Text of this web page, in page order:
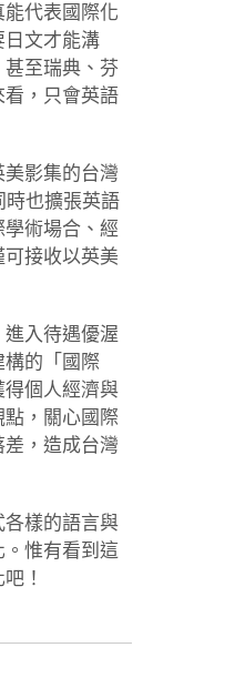
代表國際化
日文才能溝
至瑞典、芬
，只會英語
影集的台灣
時也擴張英語
術場合、經
接收以英美
入待遇優渥
的「國際
個人經濟與
，關心國際
，造成台灣
樣的語言與
惟有看到這
！